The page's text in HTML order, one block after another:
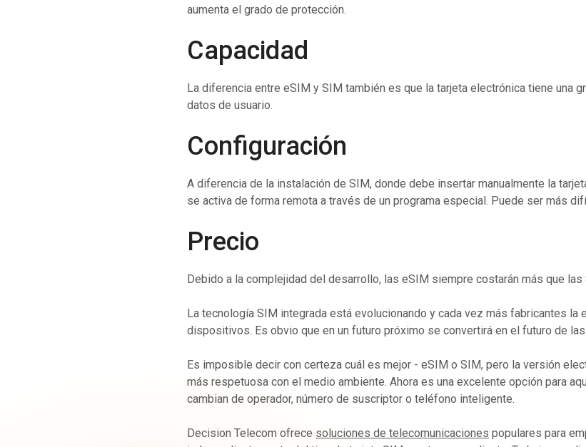
aumenta el grado de protección.
Capacidad
La diferencia entre eSIM y SIM también es que la tarjeta electrónica tiene una
datos de usuario.
Configuración
A diferencia de la instalación de SIM, donde debe insertar manualmente la
se activa de forma remota a través de un programa especial. Puede ser más
Precio
Debido a la complejidad del desarrollo, las eSIM siempre costarán más que
La tecnología SIM integrada está evolucionando y cada vez más fabricantes la
dispositivos. Es obvio que en un futuro próximo se convertirá en el futuro de
Es imposible decir con certeza cuál es mejor - eSIM o SIM, pero la versión
más respetuosa con el medio ambiente. Ahora es una excelente opción para
cambian de operador, número de suscriptor o teléfono inteligente.
Decision Telecom ofrece soluciones de telecomunicaciones populares para